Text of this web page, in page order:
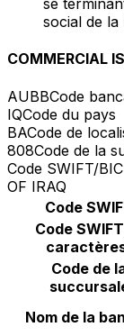
se
social de la
COMMERCIAL
AUBBCode
IQCode du pays
BACode de
808Code de la
Code SWIFT/
OF IRAQ
Code
Code
Code de
Nom de la